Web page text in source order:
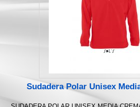
Sudadera Polar Unisex